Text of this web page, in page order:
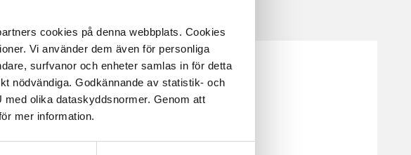
cookies på denna webbplats. Cookies
Vi använder dem även för personliga
surfvanor och enheter samlas in för detta
nödvändiga. Godkännande av statistik- och
olika dataskyddsnormer. Genom att
mer information.